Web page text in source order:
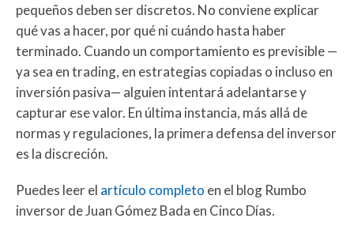
pequeños deben ser discretos. No conviene explicar
qué vas a hacer, por qué ni cuándo hasta haber
terminado. Cuando un comportamiento es previsible —
ya sea en trading, en estrategias copiadas o incluso en
inversión pasiva— alguien intentará adelantarse y
capturar ese valor. En última instancia, más allá de
normas y regulaciones, la primera defensa del inversor
es la discreción.
Puedes leer el artículo completo en el blog Rumbo
inversor de Juan Gómez Bada en Cinco Días.